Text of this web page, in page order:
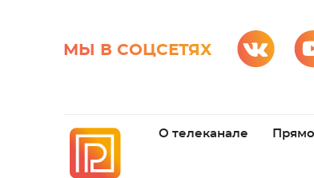
МЫ В СОЦСЕТЯХ
О телеканале